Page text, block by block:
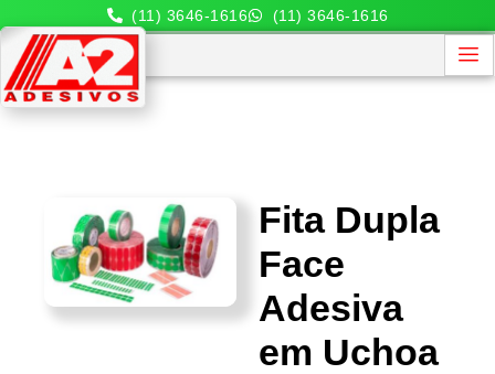
(11) 3646-1616 (11) 3646-1616
Fita Dupla
Face
Adesiva
em Uchoa